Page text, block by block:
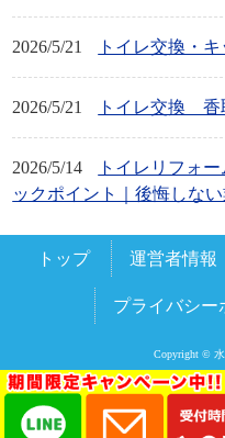
2026/5/21 トイレ交換・
2026/5/21 トイレ交換 香
2026/5/14
トイレリフォ
ックポイント｜後悔しな
トップ 運営者情報
プライバシー
Copyright © 水